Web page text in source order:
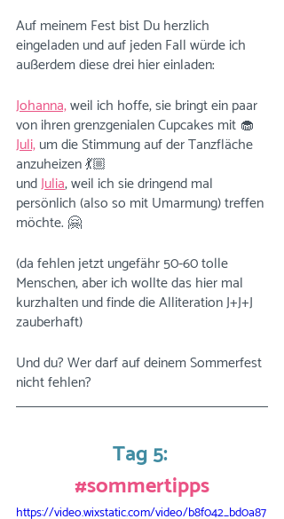
Auf meinem Fest bist Du herzlich
eingeladen und auf jeden Fall würde ich
außerdem diese drei hier einladen:
Johanna, weil ich hoffe, sie bringt ein paar
von ihren grenzgenialen Cupcakes mit 🧁
Juli, um die Stimmung auf der Tanzfläche
anzuheizen 💃🏼
und Julia, weil ich sie dringend mal
persönlich (also so mit Umarmung) treffen
möchte. 🤗
(da fehlen jetzt ungefähr 50-60 tolle
Menschen, aber ich wollte das hier mal
kurzhalten und finde die Alliteration J+J+J
zauberhaft)
Und du? Wer darf auf deinem Sommerfest
nicht fehlen?
Tag 5:
#sommertipps
https://video.wixstatic.com/video/b8f042_bd0a87